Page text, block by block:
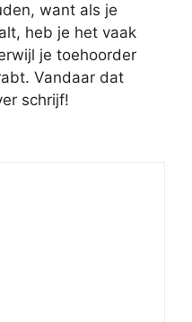
want als je
heb je het vaak
je toehoorder
Vandaar dat
schrijf!